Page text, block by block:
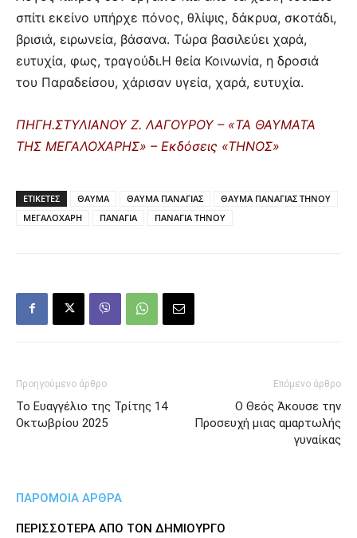
σπίτι εκείνο υπήρχε πόνος, θλίψις, δάκρυα, σκοτάδι,
βρισιά, ειρωνεία, βάσανα. Τώρα βασιλεύει χαρά,
ευτυχία, φως, τραγούδι.Η θεία Κοινωνία, η δροσιά
του Παραδείσου, χάρισαν υγεία, χαρά, ευτυχία.
ΠΗΓΗ.ΣΤΥΛΙΑΝΟΥ Ζ. ΛΑΓΟΥΡΟΥ – «TA ΘΑΥΜΑΤΑ
ΤΗΣ ΜΕΓΑΛΟΧΑΡΗΣ» – Εκδόσεις «ΤΗΝΟΣ»
ΕΤΙΚΕΤΕΣ ΘΑΥΜΑ ΘΑΥΜΑ ΠΑΝΑΓΙΑΣ
ΘΑΥΜΑ ΠΑΝΑΓΙΑΣ ΤΗΝΟΥ
ΜΕΓΑΛΟΧΑΡΗ
ΠΑΝΑΓΙΑ ΠΑΝΑΓΙΑ ΤΗΝΟΥ
Προηγούμενο άρθρο
Το Ευαγγέλιο της Τρίτης 14
Οκτωβρίου 2025
Επόμενο άρθρο
Ο Θεός Άκουσε την
Προσευχή μιας αμαρτωλής
γυναίκας
ΠΑΡΟΜΟΙΑ ΑΡΘΡΑ
ΠΕΡΙΣΣΟΤΕΡΑ ΑΠΟ ΤΟΝ ΔΗΜΙΟΥΡΓΟ